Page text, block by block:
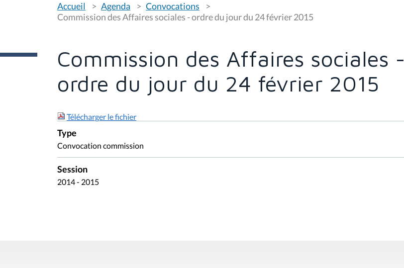
o
u
s
s
i
:
Accueil Agenda
Convocations
Commission des Affaires sociales - ordre du jour du 24 février 2015
Commission des Affaires sociales -
ordre du jour du 24 février 2015
Télécharger le fichier
Type
Convocation commission
Session
2014 - 2015